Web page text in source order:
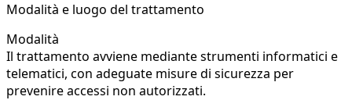
Modalità e luogo del trattamento
Modalità
Il trattamento avviene mediante strumenti informatici e
telematici, con adeguate misure di sicurezza per
prevenire accessi non autorizzati.